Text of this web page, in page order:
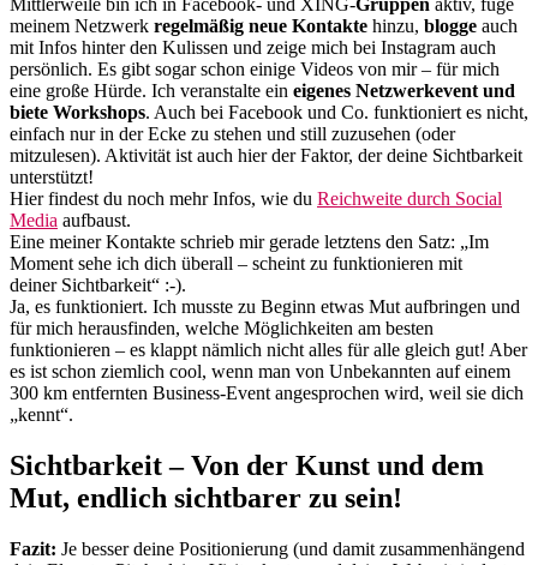
Mittlerweile bin ich in Facebook- und XING-Gruppen aktiv, füge
meinem Netzwerk regelmäßig neue Kontakte hinzu, blogge auch
mit Infos hinter den Kulissen und zeige mich bei Instagram auch
persönlich. Es gibt sogar schon einige Videos von mir – für mich
eine große Hürde. Ich veranstalte ein eigenes Netzwerkevent und
biete Workshops. Auch bei Facebook und Co. funktioniert es nicht,
einfach nur in der Ecke zu stehen und still zuzusehen (oder
mitzulesen). Aktivität ist auch hier der Faktor, der deine Sichtbarkeit
unterstützt!
Hier findest du noch mehr Infos, wie du Reichweite durch Social
Media aufbaust.
Eine meiner Kontakte schrieb mir gerade letztens den Satz: „Im
Moment sehe ich dich überall – scheint zu funktionieren mit
deiner Sichtbarkeit“ :-).
Ja, es funktioniert. Ich musste zu Beginn etwas Mut aufbringen und
für mich herausfinden, welche Möglichkeiten am besten
funktionieren – es klappt nämlich nicht alles für alle gleich gut! Aber
es ist schon ziemlich cool, wenn man von Unbekannten auf einem
300 km entfernten Business-Event angesprochen wird, weil sie dich
„kennt“.
Sichtbarkeit – Von der Kunst und dem
Mut, endlich sichtbarer zu sein!
Fazit: Je besser deine Positionierung (und damit zusammenhängend